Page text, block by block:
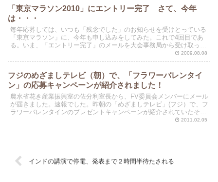
「東京マラソン2010」にエントリー完了 さて、今年
は・・・
毎年応募しては、いつも「残念でした」のお知らせを受けとっている
「東京マラソン」に、今年も申し込みをしてみた。これで4回目であ
る。いま、「エントリー完了」のメールを大会事務局から受け取った
ばかりである。9時32分。予想通りに、わたしの申し込み... 2009.08.08
フジのめざましテレビ（朝）で、「フラワーバレンタイ
ン」の応募キャンペーンが紹介されました！
農水省花き産業振興室の佐分利室長から、FV委員会メンバーにメール
が届きました。速報でした。昨朝の「めざましテレビ」(フジ）で、フ
ラワーバレンタインのプレゼントキャンペーンが紹介されていたそう
2011.02.05
インドの講演で停電、発表まで２時間半待たされる